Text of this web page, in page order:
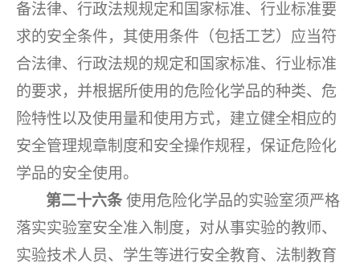
备法律、行政法规规定和国家标准、行业标准要
求的安全条件，其使用条件（包括工艺）应当符
合法律、行政法规的规定和国家标准、行业标准
的要求，并根据所使用的危险化学品的种类、危
险特性以及使用量和使用方式，建立健全相应的
安全管理规章制度和安全操作规程，保证危险化
学品的安全使用。
第二十六条 使用危险化学品的实验室须严格
落实实验室安全准入制度，对从事实验的教师、
实验技术人员、学生等进行安全教育、法制教育